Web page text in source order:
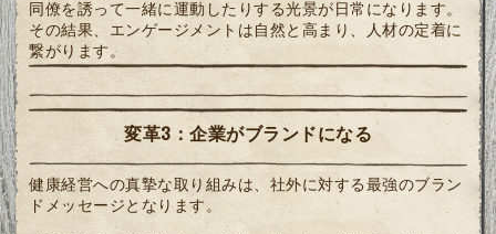
同僚を誘って一緒に運動したりする光景が日常になります。
その結果、エンゲージメントは自然と高まり、人材の定着に
繋がります。
変革3：企業がブランドになる
健康経営への真摯な取り組みは、社外に対する最強のブラン
ドメッセージとなります。